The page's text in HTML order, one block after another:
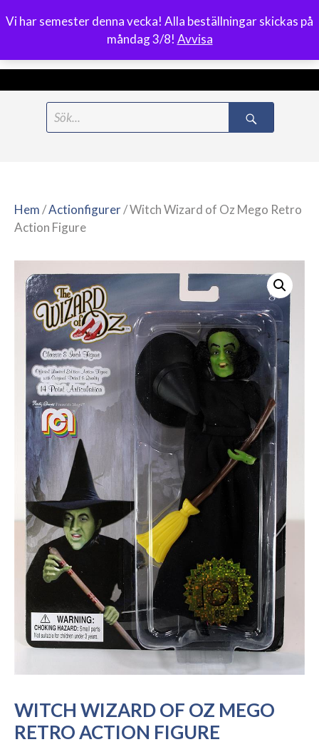
Vi har semester denna vecka! Alla beställningar skickas på
måndag 3/8! Avvisa
0
Meny
Hem/Actionfigurer/ Witch Wizard of Oz Mego Retro
Action Figure
WITCH WIZARD OF OZ MEGO
RETRO ACTION FIGURE